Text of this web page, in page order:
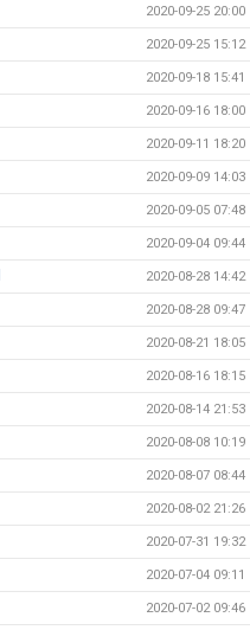
2020-09-25 20:00
2020-09-25 15:12
2020-09-18 15:41
2020-09-16 18:00
2020-09-11 18:20
2020-09-09 14:03
2020-09-05 07:48
2020-09-04 09:44
2020-08-28 14:42
2020-08-28 09:47
2020-08-21 18:05
2020-08-16 18:15
2020-08-14 21:53
2020-08-08 10:19
2020-08-07 08:44
2020-08-02 21:26
2020-07-31 19:32
2020-07-04 09:11
2020-07-02 09:46